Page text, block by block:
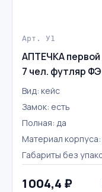
Арт. У1
АПТЕЧКА первой
7 чел. футляр
Вид: кейс
Замок: есть
Полная: да
Материал корпуса:
Габариты без
1 004,4 ₽